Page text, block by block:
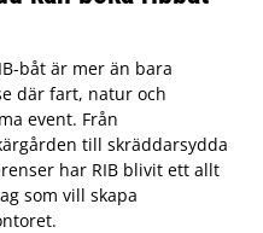
båt är mer än bara
där fart, natur och
event. Från
till skräddarsydda
har RIB blivit ett allt
som vill skapa